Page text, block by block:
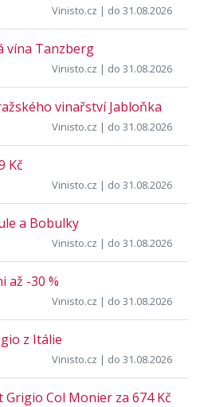
Vinisto.cz | do 31.08.2026
vína Tanzberg
Vinisto.cz | do 31.08.2026
vinařství Jabloňka
Vinisto.cz | do 31.08.2026
Kč
Vinisto.cz | do 31.08.2026
a Bobulky
Vinisto.cz | do 31.08.2026
až -30 %
Vinisto.cz | do 31.08.2026
z Itálie
Vinisto.cz | do 31.08.2026
Col Monier za 674 Kč